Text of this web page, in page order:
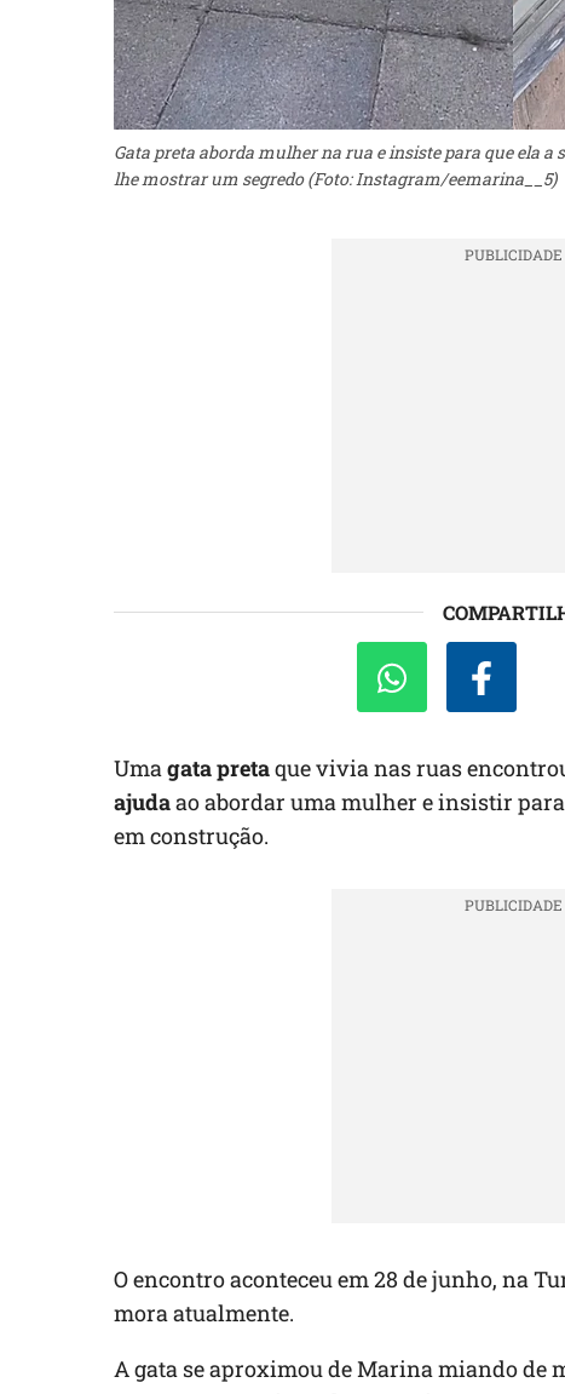
Gata preta aborda mulher na rua e insiste para que ela a
lhe mostrar um segredo (Foto: Instagram/eemarina__5)
Umagata pretaque vivia nas ruas
ajudaao abordar uma mulher e insistir para
em construção.
O encontro aconteceu em 28 de junho, na
mora atualmente.
A gata se aproximou de Marina miando de